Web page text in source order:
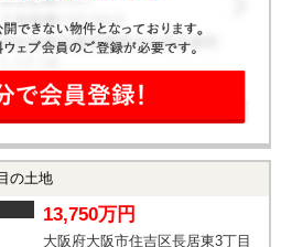
の土地
13,750万円
大阪府大阪市住吉区長居東3丁目